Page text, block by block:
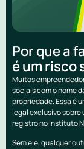
Por que a
é um risco
Muitos
sociais com o nome
propriedade. Essa é
legal exclusivo sobre
registro no Instituto
Sem ele, qualquer